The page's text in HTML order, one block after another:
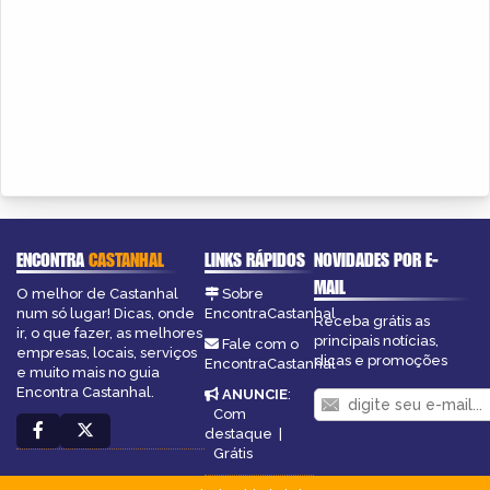
ENCONTRACASTANHAL
O melhor de Castanhal
num só lugar! Dicas, onde
ir, o que fazer, as melhores
empresas, locais, serviços
e muito mais no guia
Encontra Castanhal.
LINKS RÁPIDOS
Sobre
EncontraCastanhal
Fale com o
EncontraCastanhal
ANUNCIE:
Com
destaque |
Grátis
NOVIDADES POR E-
MAIL
Receba grátis as
principais notícias,
dicas e promoções